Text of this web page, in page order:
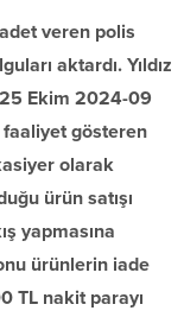
veren polis
aktardı. Yıldız
25 Ekim 2024-09
faaliyet gösteren
olarak
ürün satışı
yapmasına
ürünlerin iade
TL nakit parayı